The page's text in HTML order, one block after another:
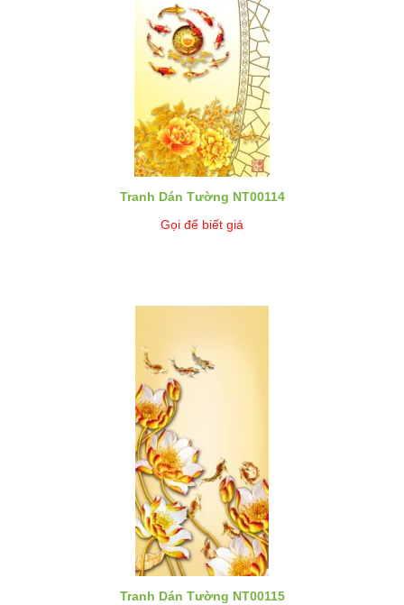
Tranh Dán Tường NT00114
Gọi để biết giá
Tranh Dán Tường NT00115